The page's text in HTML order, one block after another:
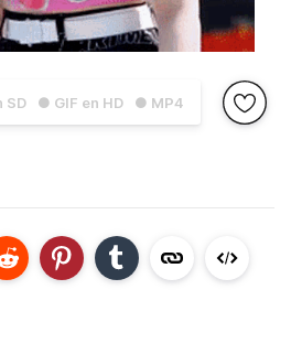
SD ● GIF en HD ● MP4